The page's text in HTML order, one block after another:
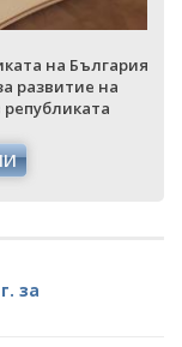
на България
развитие на
републиката
за